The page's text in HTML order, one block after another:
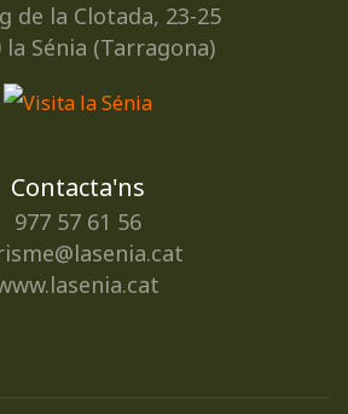
de la Clotada, 23-25
la Sénia (Tarragona)
Contacta'ns
977 57 61 56